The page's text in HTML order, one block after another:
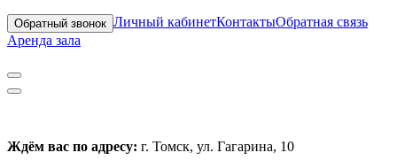
Обратный звонок Личный кабинетКонтактыОбратная связь
Аренда зала
Ждём вас по адресу: г. Томск, ул. Гагарина, 10